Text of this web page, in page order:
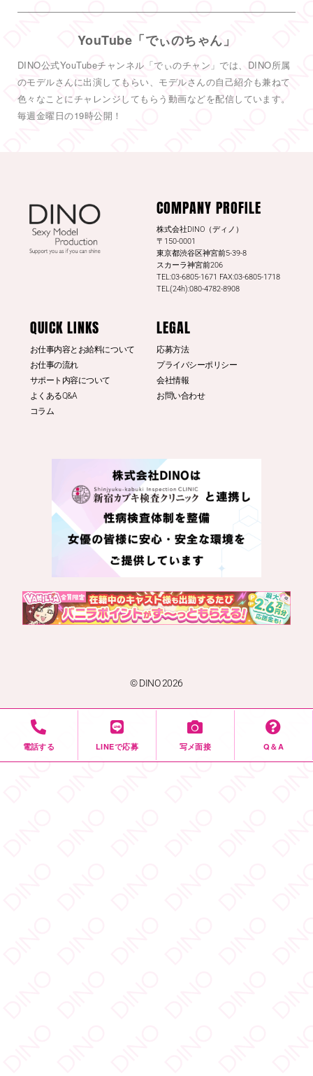
#TRE初参戦#東実果
します。
2
6 55 Twitter
@dinotkyo
#東実果
日刊SPAの取材公開されまし
た。是非読んでみてください。
日刊SPA！
Twitter
もっと見る
YouTube「でぃのちゃん」
DINO公式YouTubeチャンネル「でぃのチャン」では、DINO所属
のモデルさんに出演してもらい、モデルさんの自己紹介も兼ねて
色々なことにチャレンジしてもらう動画などを配信しています。
毎週金曜日の19時公開！
COMPANY PROFILE
株式会社DINO（ディノ）
〒150-0001
東京都渋谷区神宮前5-39-8
スカーラ神宮前206
TEL:03-6805-1671 FAX:03-6805-1718
TEL(24h):080-4782-8908
QUICK LINKS
お仕事内容とお給料について
お仕事の流れ
サポート内容について
よくあるQ&A
コラム
LEGAL
応募方法
プライバシーポリシー
会社情報
お問い合わせ
© DINO 2026
電話する LINEで応募 写メ面接 Q＆A